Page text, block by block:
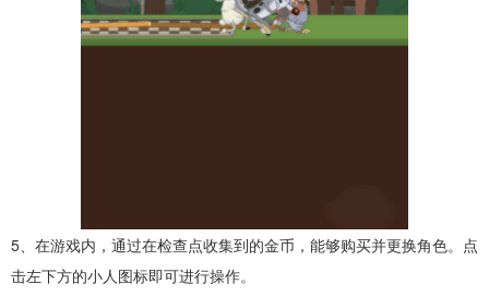
5、在游戏内，通过在检查点收集到的金币，能够购买并更换角色。点
击左下方的小人图标即可进行操作。